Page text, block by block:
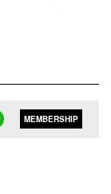
ในโลกเสมือน
ภคจะได้รับนับ
องทาง
MEMBERSHIP